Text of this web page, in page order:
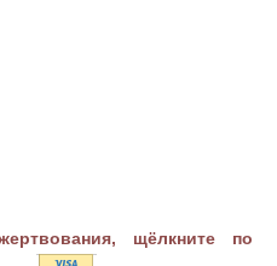
щёлкните по